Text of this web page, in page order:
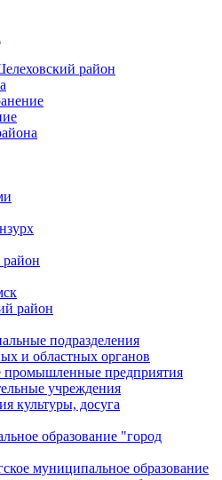
район
район
подразделения
и областных органов
предприятия
учреждения
культуры, досуга
образование "город
муниципальное образование